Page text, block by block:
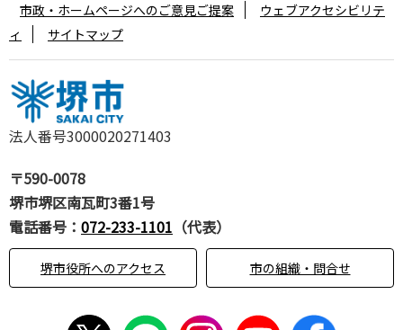
法人番号3000020271403
〒590-0078
堺市堺区南瓦町3番1号
電話番号： 072-233-1101 （代表）
堺市役所へのアクセス 市の組織・問合せ
市政・ホームページへのご意見ご提案
ウェブアクセシビリテ
ィ
サイトマップ